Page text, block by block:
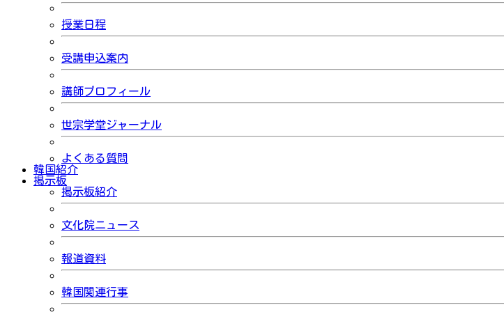
授業日程
受講申込案内
講師プロフィール
世宗学堂ジャーナル
よくある質問
韓国紹介
掲示板
掲示板紹介
文化院ニュース
報道資料
韓国関連行事